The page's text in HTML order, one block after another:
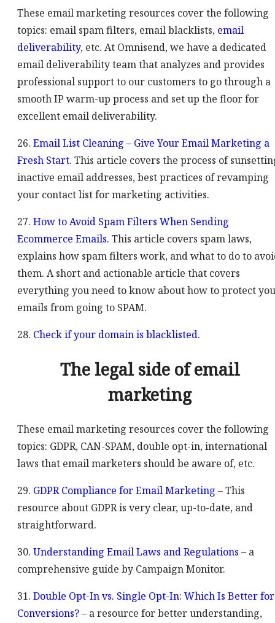
These email marketing resources cover the following
topics: email spam filters, email blacklists, email
deliverability, etc. At Omnisend, we have a dedicated
email deliverability team that analyzes and provides
professional support to our customers to go through a
smooth IP warm-up process and set up the floor for
excellent email deliverability.
26. Email List Cleaning – Give Your Email Marketing a
Fresh Start. This article covers the process of
inactive email addresses, best practices of revamping
your contact list for marketing activities.
27. How to Avoid Spam Filters When Sending
Ecommerce Emails. This article covers spam laws,
explains how spam filters work, and what to do to
them. A short and actionable article that covers
everything you need to know about how to protect
emails from going to SPAM.
28. Check if your domain is blacklisted.
The legal side of email
marketing
These email marketing resources cover the following
topics: GDPR, CAN-SPAM, double opt-in, international
laws that email marketers should be aware of, etc.
29. GDPR Compliance for Email Marketing – This
resource about GDPR is very clear, up-to-date, and
straightforward.
30. Understanding Email Laws and Regulations – a
comprehensive guide by Campaign Monitor.
31. Double Opt-In vs. Single Opt-In: Which Is Better for
Conversions?– a resource for better understanding,